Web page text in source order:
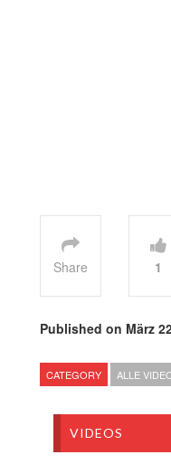
Share 1
Published on März
CATEGORY ALLE
VIDEOS